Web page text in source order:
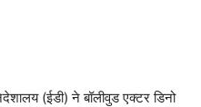
(ईडी) ने बॉलीवुड एक्टर डिनो